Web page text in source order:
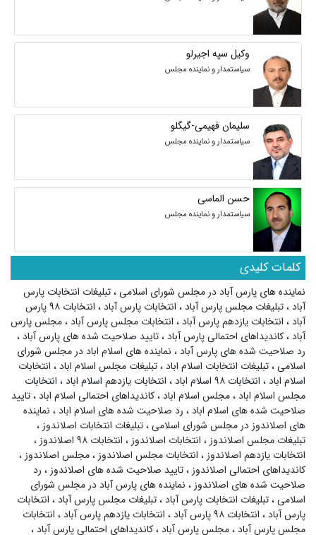
وکیل سپه اجیرلو
سیاستمدار و نماینده مجلس
سلیمان فهیمی-گیگلو
سیاستمدار و نماینده مجلس
حسن الماسی
سیاستمدار و نماینده مجلس
کلمات کلیدی
نماینده های پارس آباد در مجلس شورای اسلامی،تبلیغات انتخابات پارس
آباد،تبلیغات مجلس پارس آباد، انتخابات پارس آباد،
انتخابات ۹۸ پارس
آباد، انتخابات یازدهم پارس آباد، انتخابات مجلس پارس آباد،مجلس پارس
آباد،کاندیداهای احتمالی پارس آباد،تایید صلاحیت شده های پارس آباد،
رد صلاحیت شده های پارس آباد، نماینده های اسلام اباد در مجلس شورای
اسلامی،تبلیغات انتخابات اسلام اباد،تبلیغات مجلس اسلام اباد، انتخابات
اسلام اباد، انتخابات ۹۸ اسلام اباد ، انتخابات یازدهم اسلام اباد، انتخابات
مجلس اسلام اباد،مجلس اسلام اباد،کاندیداهای احتمالی اسلام اباد،تایید
صلاحیت شده های اسلام اباد، رد صلاحیت شده های اسلام اباد، نماینده
های اصلاندوز در مجلس شورای اسلامی،تبلیغات انتخابات اصلاندوز ،
تبلیغات مجلس اصلاندوز ، انتخابات اصلاندوز ، انتخابات ۹۸ اصلاندوز
،
انتخابات یازدهم اصلاندوز ، انتخابات مجلس اصلاندوز ،مجلس اصلاندوز ،
کاندیداهای احتمالی اصلاندوز ،تایید صلاحیت شده های اصلاندوز ، رد
صلاحیت شده های اصلاندوز ، نماینده های پارس آباد در مجلس شورای
اسلامی،تبلیغات انتخابات پارس آباد،تبلیغات مجلس پارس آباد، انتخابات
پارس آباد، انتخابات ۹۸ پارس آباد ، انتخابات یازدهم پارس آباد، انتخابات
مجلس پارس آباد،مجلس پارس آباد،کاندیداهای احتمالی پارس آباد،